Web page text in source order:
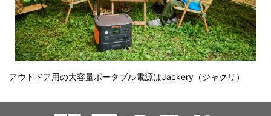
アウトドア用の大容量ポータブル電源はJackery（ジャクリ）